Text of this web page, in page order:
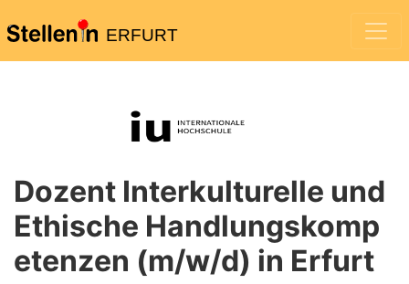
ERFURT
Dozent Interkulturelle und
Ethische Handlungskomp
etenzen (m/w/d) in Erfurt